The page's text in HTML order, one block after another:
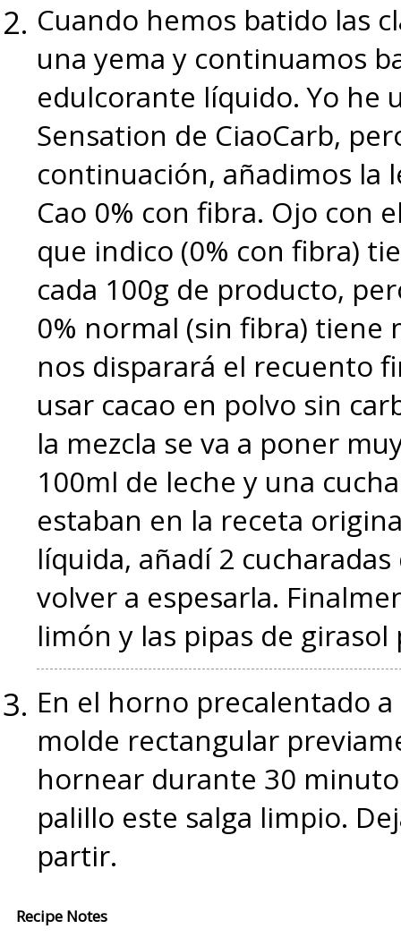
Cuando hemos batido las
una yema y continuamos
edulcorante líquido. Yo he
Sensation de CiaoCarb,
continuación, añadimos la
Cao 0% con fibra. Ojo con
que indico (0% con fibra)
cada 100g de producto,
0% normal (sin fibra) tiene
nos disparará el recuento
usar cacao en polvo sin
la mezcla se va a poner
100ml de leche y una
estaban en la receta
líquida, añadí 2
volver a espesarla.
limón y las pipas de girasol
En el horno precalentado
molde rectangular
hornear durante 30
palillo este salga limpio.
partir.
Recipe Notes